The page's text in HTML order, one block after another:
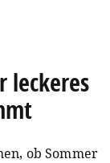
leckeres
ob Sommer